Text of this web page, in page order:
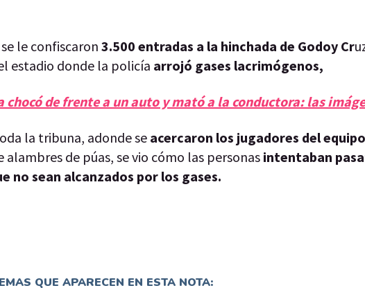
le confiscaron3.500 entradas a la hinchada de Godoy Cr
estadio donde la policía arrojó gases lacrimógenos,
chocó de frente a un auto y mató a la conductora: las
la tribuna, adonde se acercaron los jugadores del
alambres de púas, se vio cómo las personas intentaban
no sean alcanzados por los gases.
QUE APARECEN EN ESTA NOTA: